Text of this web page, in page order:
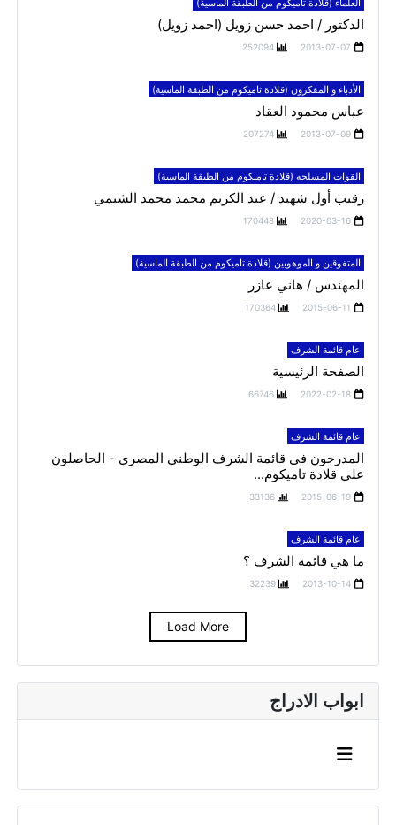
ابواب الادراج
العلماء (قلادة تاميكوم من الطبقة الماسية)
الدكتور / احمد حسن زويل (احمد زويل)
2013-07-07
252094
الأدباء و المفكرون (قلادة تاميكوم من الطبقة الماسية)
عباس محمود العقاد
2013-07-09
207274
القوات المسلحه (قلادة تاميكوم من الطبقة الماسية)
رقيب أول شهيد / عبد الكريم محمد محمد الشيمي
2020-03-16
170448
المتفوقين و الموهوبين (قلادة تاميكوم من الطبقة الماسية)
المهندس / هاني عازر
2015-06-11
170364
عام قائمة الشرف
الصفحة الرئيسية
2022-02-18
66746
عام قائمة الشرف
المدرجون في قائمة الشرف الوطني المصري - الحاصلون
علي قلادة تاميكوم...
2015-06-19
33136
عام قائمة الشرف
ما هي قائمة الشرف ؟
2013-10-14
32239
Load More